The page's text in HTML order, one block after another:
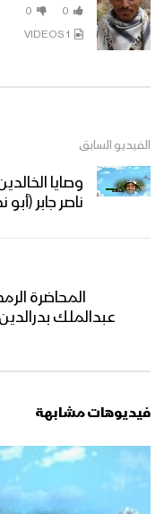
0
0
1 VIDEOS
الفيديو السابق
وصايا
ناصر جابر (أبو
المحاضرة
عبدالملك بدرالدين الحوثي
فيديوهات مشابهة